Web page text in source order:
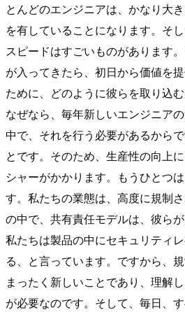
とんどのエンジニアは、かなり大
を有していることになります。そ
スピードはすごいものがあります
が入ってきたら、初日から価値を
ために、どのように彼らを取り込
なぜなら、毎年新しいエンジニア
中で、それを行う必要があるから
とです。そのため、生産性の向上
シャーがかかります。もうひとつ
す。私たちの業態は、高度に規制
の中で、共有責任モデルは、彼ら
私たちは製品の中にセキュリティ
る、と言っています。ですから、
まったく新しいことであり、理解
が必要なのです。そして、毎日、